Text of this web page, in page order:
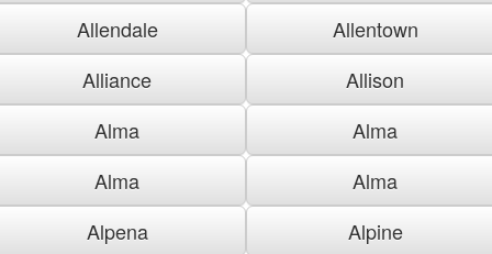
Allendale
Allentown
Alliance
Allison
Alma
Alma
Alma
Alma
Alpena
Alpine